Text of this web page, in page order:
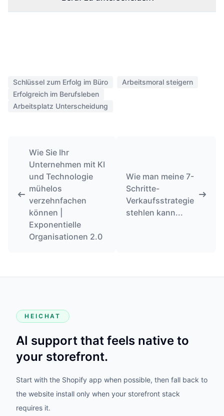
Schlüssel zum Erfolg im Büro
Arbeitsmoral steigern
Erfolgreich im Berufsleben
Arbeitsplatz Unterscheidung
Wie Sie Ihr
Unternehmen mit KI
und Technologie
mühelos
verzehnfachen
können |
Exponentielle
Organisationen 2.0
Wie man meine 7-
Schritte-
Verkaufsstrategie
stehlen kann...
HEICHAT
AI support that feels native to
your storefront.
Start with the Shopify app when possible, then fall back to
the website install only when your storefront stack
requires it.